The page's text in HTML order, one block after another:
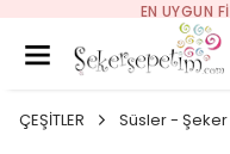
EN UYGUN
ÇEŞİTLER Süsler -